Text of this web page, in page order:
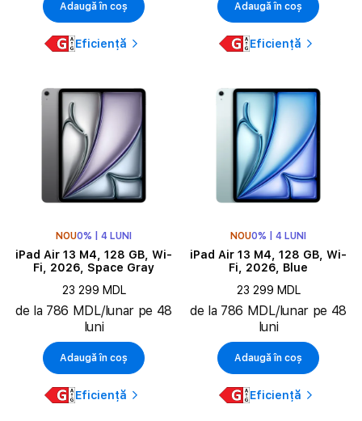
Adaugă în coș
Eficiență
Adaugă în coș
Eficiență
NOU0% | 4 LUNI
iPad Air 13 M4, 128 GB, Wi-
Fi, 2026, Space Gray
23 299 MDL
de la 786 MDL/lunar pe 48
luni
Adaugă în coș
Eficiență
NOU0% | 4 LUNI
iPad Air 13 M4, 128 GB, Wi-
Fi, 2026, Blue
23 299 MDL
de la 786 MDL/lunar pe 48
luni
Adaugă în coș
Eficiență